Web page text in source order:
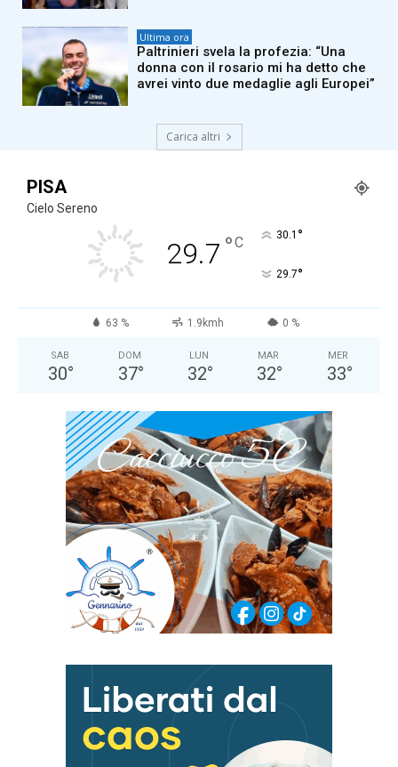
Ultima ora
Paltrinieri svela la profezia: “Una
donna con il rosario mi ha detto che
avrei vinto due medaglie agli Europei”
Carica altri
PISA
Cielo Sereno
29.7 °C 30.1 °
29.7°
63 % 1.9kmh 0 %
SAB
30°
DOM
37°
LUN
32°
MAR
32°
MER
33°